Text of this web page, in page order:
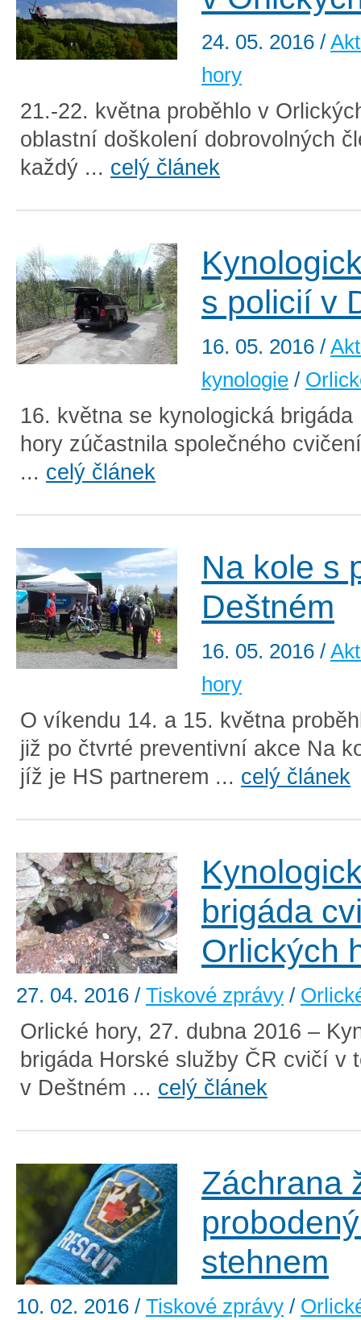
24. 05. 2016 /
hory
21.-22. května proběhlo v
oblastní doškolení dobrovolných
každý ... celý článek
s policií v
16. 05. 2016 /
kynologie /
16. května se kynologická brigáda
hory zúčastnila společného
... celý článek
Na kole s
Deštném
16. 05. 2016 /
hory
O víkendu 14. a 15. května
již po čtvrté preventivní akce Na
jíž je HS partnerem ... celý článek
brigáda
Orlických
27. 04. 2016 / Tiskové zprávy /
Orlické hory, 27. dubna 2016 –
brigáda Horské služby ČR cvičí v
v Deštném ... celý článek
Záchrana
stehnem
10. 02. 2016 / Tiskové zprávy /